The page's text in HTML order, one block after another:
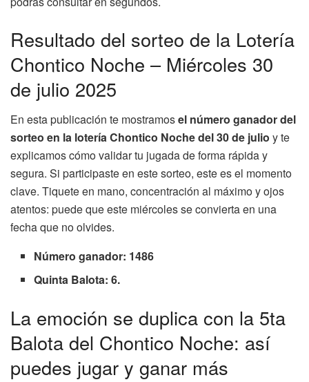
Resultado del sorteo de la Lotería
Chontico Noche – Miércoles 30
de julio 2025
En esta publicación te mostramosel número ganador del
sorteo en la lotería Chontico Noche del 30 de julio y te
explicamos cómo validar tu jugada de forma rápida y
segura. Si participaste en este sorteo, este es el momento
clave. Tiquete en mano, concentración al máximo y ojos
atentos: puede que este miércoles se convierta en una
fecha que no olvides.
Número ganador: 1486
Quinta Balota: 6.
La emoción se duplica con la 5ta
Balota del Chontico Noche: así
puedes jugar y ganar más